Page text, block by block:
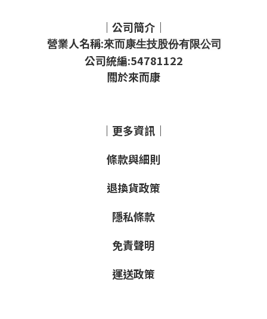
｜公司簡介｜
營業人名稱:來而康生技股份有限公司
公司統編:54781122
關於來而康
｜更多資訊｜
條款與細則
退換貨政策
隱私條款
免責聲明
運送政策